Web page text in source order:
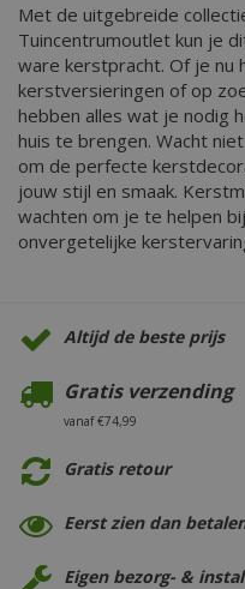
Met de uitgebreide
Tuincentrumoutlet kun je
ware kerstpracht. Of je nu
kerstversieringen of op
hebben alles wat je nodig
huis te brengen. Wacht
om de perfecte
jouw stijl en smaak.
wachten om je te helpen
onvergetelijke
Altijd de beste prijs
Gratis verzending
vanaf €74,99
Gratis retour
Eerst zien dan
Eigen bezorg- &